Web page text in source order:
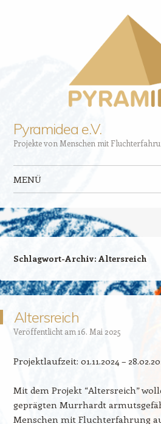
Pyramidea e.V.
Projekte von Menschen mit
MENÜ
Schlagwort-Archiv: Altersreich
Altersreich
Veröffentlicht am 16. Mai 2025
Projektlaufzeit: 01.11.2024 –
Mit dem Projekt “Altersreich”
geprägten Murrhardt
Menschen mit Fluchterfahrung